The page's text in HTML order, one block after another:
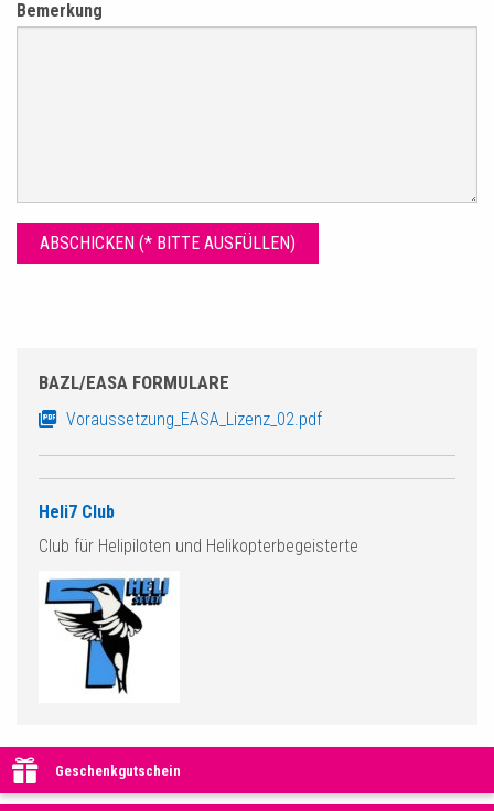
Bemerkung
BAZL/EASA FORMULARE
Voraussetzung_EASA_Lizenz_02.pdf
Heli7 Club
Club für Helipiloten und Helikopterbegeisterte
Geschenkgutschein